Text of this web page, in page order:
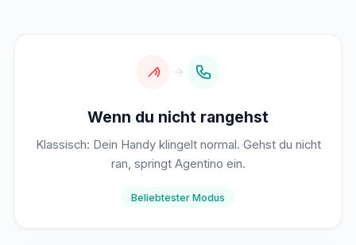
Wenn du nicht rangehst
Klassisch: Dein Handy klingelt normal. Gehst du nicht
ran, springt Agentino ein.
Beliebtester Modus